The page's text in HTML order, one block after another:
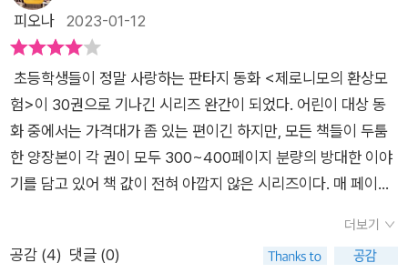
2학년 정도만 되어도 아이들은 이 두꺼운 책을 좋아라 하고 읽는
데 80페이지 짜리 동화책은 잘 못 읽는 아이들이 도대체 어떻게
가장 큰 힘은 재미있는 글자 모양인 것 같다. 일률적으로 죽~ 가
로줄로 적힌 것이 아니라 중요한 글자마다 온갖 색으로 표현되어
있고 어떨 땐 글자가 회오리 모양으로, 어떨 땐 빙글빙글 돌아가
며 적혀있으니 그 글자들을 따라 읽으며 얼마나 재미있을까.또한
웃기고 창의적인 이름도 한 몫 한다. 주인공과 주요 등장인물들의
이름은 일반적이지만 그 외의 등장인물들 이름은 그들의 특징을
잘 표현하는 이름들로 되어 있다. 예를 들어 이번 30권에 등장하
피오나 2023-01-12
초등학생들이 정말 사랑하는 판타지 동화 <제로니모의 환상모
험>이 30권으로 기나긴 시리즈 완간이 되었다. 어린이 대상 동
화 중에서는 가격대가 좀 있는 편이긴 하지만, 모든 책들이 두툼
한 양장본이 각 권이 모두 300~400페이지 분량의 방대한 이야
기를 담고 있어 책 값이 전혀 아깝지 않은 시리즈이다. 매 페이지
이들이 읽기 딱 좋게 되어 있다. 중요한 단어들은 글씨체를 다르
게 하거나 색깔을 다르게 넣어 눈에 잘 들어오게 하고 있어, 혹시
더보기
공감 (4) 댓글 (0)